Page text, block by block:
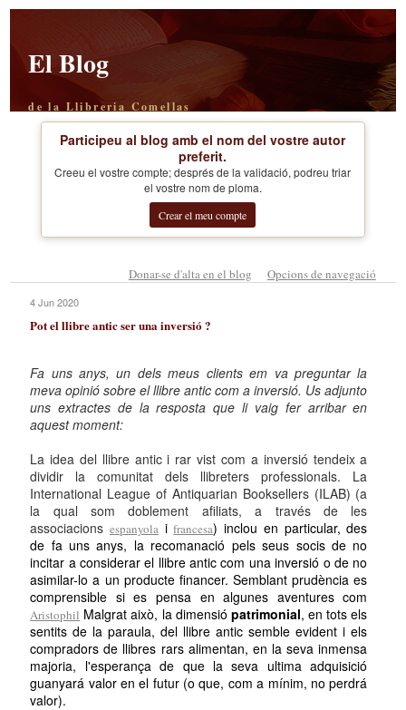
El Blog
de la Llibreria Comellas
Participeu al blog amb el nom del vostre autor
preferit.
Creeu el vostre compte; després de la validació, podreu triar
el vostre nom de ploma.
Crear el meu compte
Donar-se d'alta en el blog Opcions de navegació
4 Jun 2020
Pot el llibre antic ser una inversió ?
Fa uns anys, un dels meus clients em va preguntar la
meva opinió sobre el llibre antic com a inversió. Us adjunto
uns extractes de la resposta que li vaig fer arribar en
aquest moment:
La idea del llibre antic i rar vist com a inversió tendeix a
dividir la comunitat dels llibreters professionals. La
International League of Antiquarian Booksellers (ILAB) (a
la qual som doblement afiliats, a través de les
associacions espanyola ifrancesa) inclou en particular, des
de fa uns anys, la recomanació pels seus socis de no
incitar a considerar el llibre antic com una inversió o de no
asimilar-lo a un producte financer. Semblant prudència es
comprensible si es pensa en algunes aventures com
Aristophil Malgrat això, la dimensió patrimonial, en tots els
sentits de la paraula, del llibre antic semble evident i els
compradors de llibres rars alimentan, en la seva inmensa
majoria, l'esperança de que la seva ultima adquisició
guanyará valor en el futur (o que, com a mínim, no perdrá
valor).